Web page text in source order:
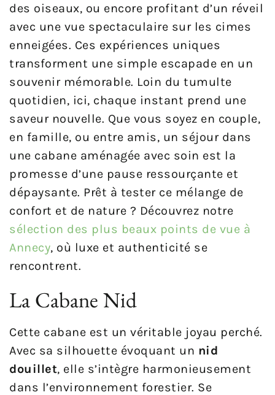
des oiseaux, ou encore profitant d’un réveil
avec une vue spectaculaire sur les cimes
enneigées. Ces expériences uniques
transforment une simple escapade en un
souvenir mémorable. Loin du tumulte
quotidien, ici, chaque instant prend une
saveur nouvelle. Que vous soyez en couple,
en famille, ou entre amis, un séjour dans
une cabane aménagée avec soin est la
promesse d’une pause ressourçante et
dépaysante. Prêt à tester ce mélange de
confort et de nature ? Découvrez notre
sélection des plus beaux points de vue à
Annecy, où luxe et authenticité se
rencontrent.
La Cabane Nid
Cette cabane est un véritable joyau perché.
Avec sa silhouette évoquant un nid
douillet, elle s’intègre harmonieusement
dans l’environnement forestier. Se